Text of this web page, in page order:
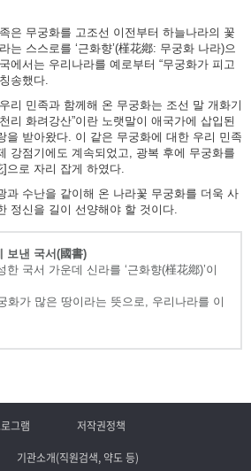
은 무궁화를 고조선 이전부터 하늘나라의 꽃
는 스스로를 ‘근화향’(槿花鄕: 무궁화 나라)으
에서는 우리나라를 예로부터 “무궁화가 피고
송했다.
리 민족과 함께해 온 무궁화는 조선 말 개화기
리 화려강산”이란 노랫말이 애국가에 삽입된
을 받아왔다. 이 같은 무궁화에 대한 우리 민족
강점기에도 계속되었고, 광복 후에 무궁화를
으로 자리 잡게 하였다.
과 수난을 같이해 온 나라꽃 무궁화를 더욱 사
정신을 길이 선양해야 할 것이다.
보낸 국서(國書)
국서 가운데 신라를 ‘근화향(槿花鄕)’이
화가 많은 땅이라는 뜻으로, 우리나라를 이
그램 저작권정책
기관소개(직원검색, 약도 등)